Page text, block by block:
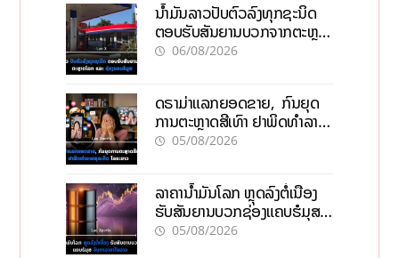
ນໍ້າມັນລາວປັບຕົວລົງທຸກຊະນິດ
ຕອບຮັບສັນຍານບວກຈາກຕະຫຼາດ
ໂລກ ແລະ ຊ່ອງແຄບຮໍມູສ
06/08/2026
ດຣາມ່າແລກຍອດຂາຍ, ກົນຍຸດ
ການຕະຫຼາດສີເທົາ ຢາພິດທຳລາຍ
ທຸລະກິດ ໄລຍະຍາວ
05/08/2026
ລາຄານ້ຳມັນໂລກ ຫຼຸດລົງຕໍ່ເນື່ອງ
ຮັບສັນຍານບວກຊ່ອງແຄບຮໍມຸສ
ຈັບຕາລາຄາໃນລາວ
05/08/2026